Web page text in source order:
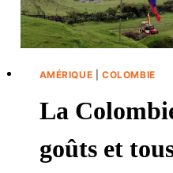
AMÉRIQUE |COLOMBIE
La
goûts et